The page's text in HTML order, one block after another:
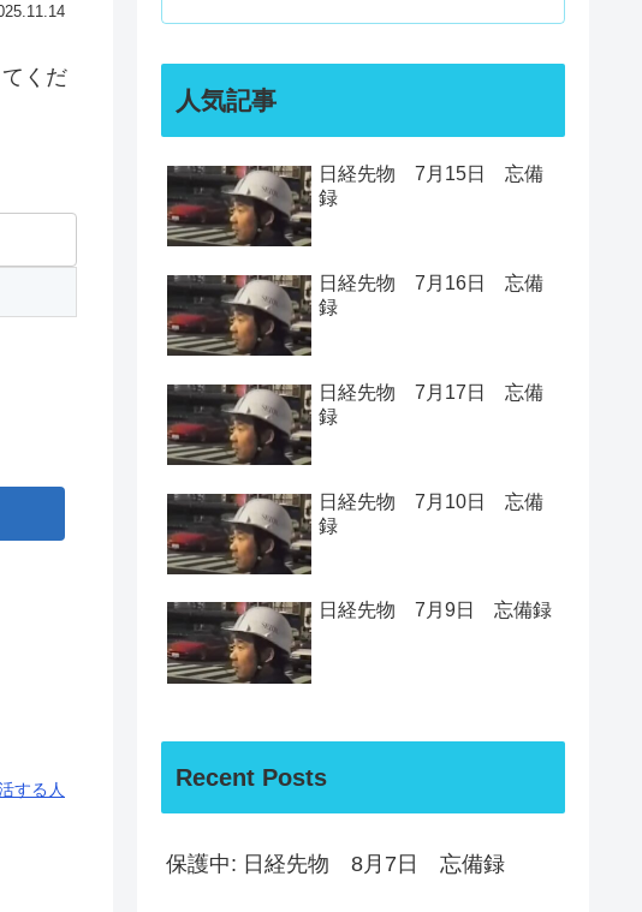
くだ
する人
人気記事
日経先物 7月15日 忘備
録
日経先物 7月16日 忘備
録
日経先物 7月17日 忘備
録
日経先物 7月10日 忘備
録
日経先物 7月9日 忘備録
Recent Posts
保護中: 日経先物 8月7日 忘備録